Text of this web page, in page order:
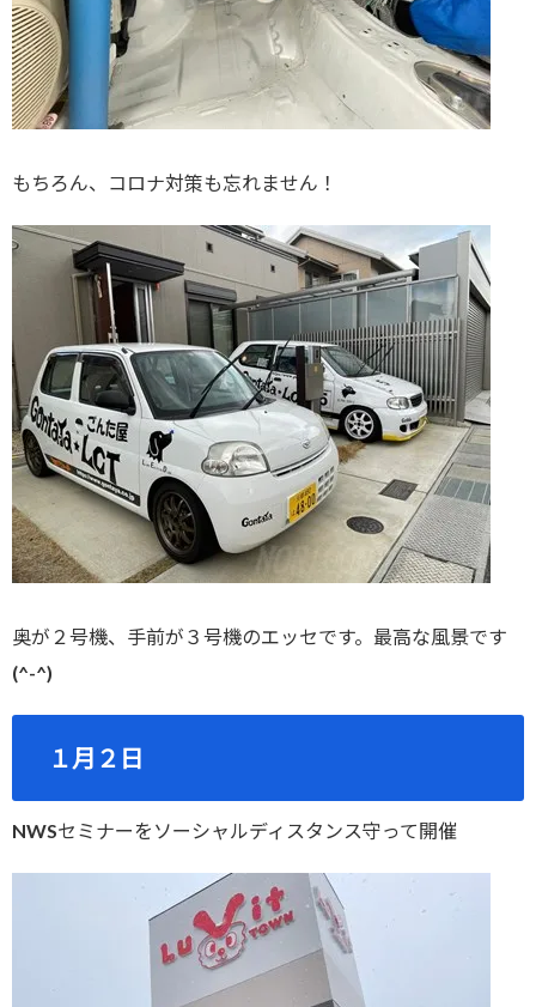
もちろん、コロナ対策も忘れません！
奥が２号機、手前が３号機のエッセです。最高な風景です
(^-^)
１月２日
NWSセミナーをソーシャルディスタンス守って開催